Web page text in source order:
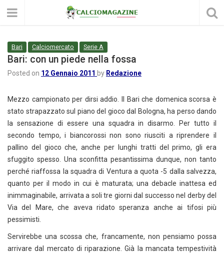
Bari Calciomercato Serie A
Bari: con un piede nella fossa
Posted on 12 Gennaio 2011 by Redazione
Mezzo campionato per dirsi addio. Il Bari che domenica scorsa è
stato strapazzato sul piano del gioco dal Bologna, ha perso dando
la sensazione di essere una squadra in disarmo. Per tutto il
secondo tempo, i biancorossi non sono riusciti a riprendere il
pallino del gioco che, anche per lunghi tratti del primo, gli era
sfuggito spesso. Una sconfitta pesantissima dunque, non tanto
perché riaffossa la squadra di Ventura a quota -5 dalla salvezza,
quanto per il modo in cui è maturata; una debacle inattesa ed
inimmaginabile, arrivata a soli tre giorni dal successo nel derby del
Via del Mare, che aveva ridato speranza anche ai tifosi più
pessimisti.
Servirebbe una scossa che, francamente, non pensiamo possa
arrivare dal mercato di riparazione. Già la mancata tempestività